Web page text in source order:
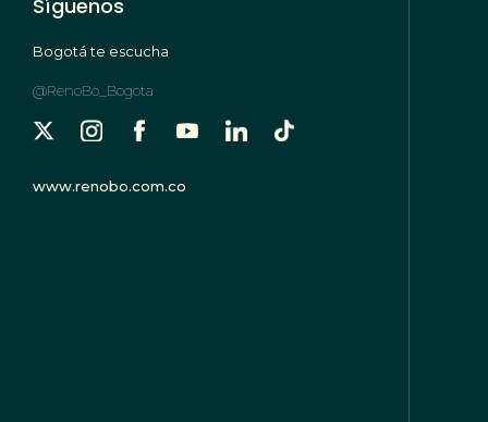
Síguenos
Bogotá te escucha
@RenoBo_Bogota
www.renobo.com.co